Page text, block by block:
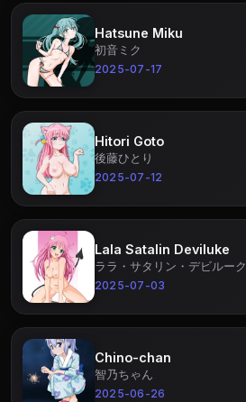
Hatsune Miku
初音ミク
2025-07-17
Hitori Goto
後藤ひとり
2025-07-12
Lala Satalin Deviluke
ララ・サタリン・デビルーク
2025-07-03
Chino-chan
智乃ちゃん
2025-06-26